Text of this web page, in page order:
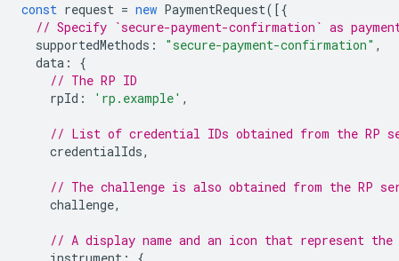
const request = new PaymentRequest([{
// Specify `secure-payment-confirmation` as
supportedMethods : "secure-payment-confirmation" ,
data :
{
// The RP ID
rpId : 'rp.example' ,
// List of credential IDs obtained from the RP
credentialIds,
// The challenge is also obtained from the RP
challenge,
// A display name and an icon that represent the